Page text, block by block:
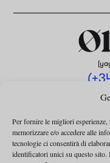
Per fornire le migliori
memorizzare e/o accedere alle
tecnologie ci consentirà di
identificatori unici su questo sito.